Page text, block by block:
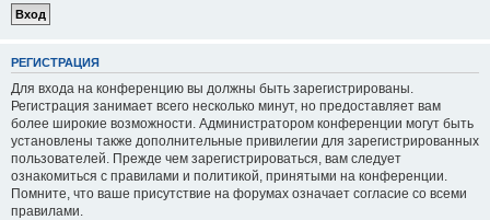
РЕГИСТРАЦИЯ
Для входа на конференцию вы должны быть зарегистрированы.
Регистрация занимает всего несколько минут, но предоставляет вам
более широкие возможности. Администратором конференции могут быть
установлены также дополнительные привилегии для зарегистрированных
пользователей. Прежде чем зарегистрироваться, вам следует
ознакомиться с правилами и политикой, принятыми на конференции.
Помните, что ваше присутствие на форумах означает согласие со всеми
правилами.